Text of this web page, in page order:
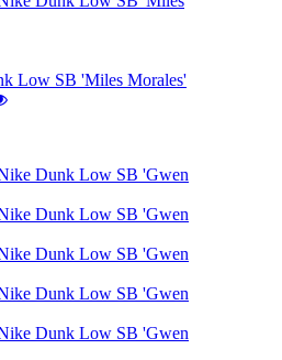
Low SB 'Miles Morales'